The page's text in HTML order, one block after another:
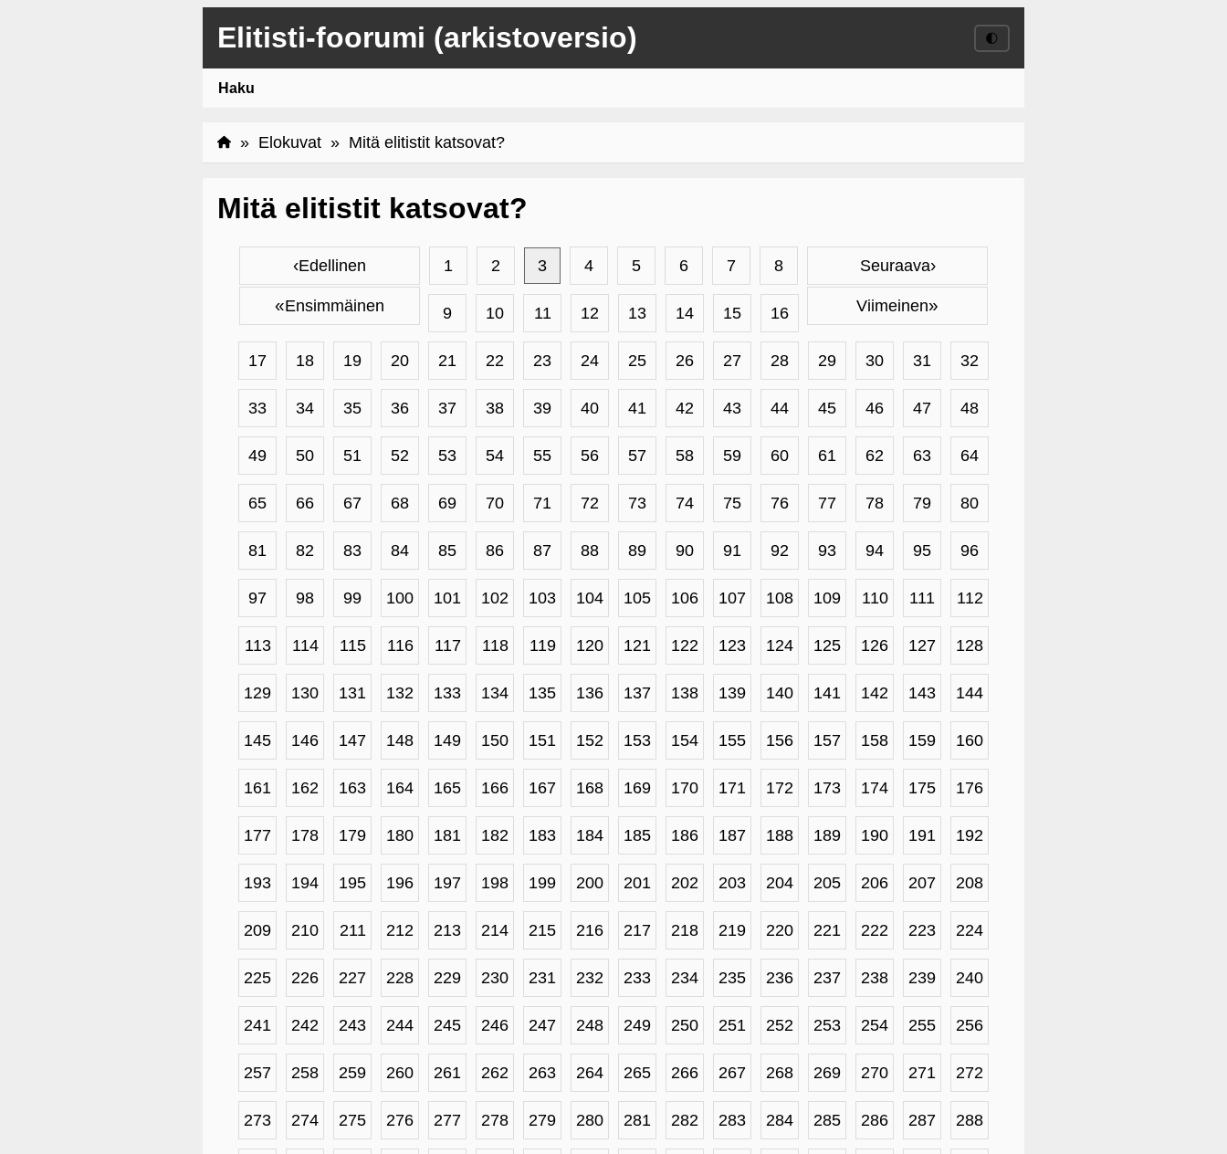
Elitisti-foorumi (arkistoversio) 🌓
Haku
» Elokuvat » Mitä elitistit katsovat?
Mitä elitistit katsovat?
‹Edellinen
«Ensimmäinen
Seuraava›
Viimeinen»
1 2 3 4 5 6 7 8
9 10 11 12 13 14 15 16
17 18 19 20 21 22 23 24 25 26 27 28 29 30 31 32
33 34 35 36 37 38 39 40 41 42 43 44 45 46 47 48
49 50 51 52 53 54 55 56 57 58 59 60 61 62 63 64
65 66 67 68 69 70 71 72 73 74 75 76 77 78 79 80
81 82 83 84 85 86 87 88 89 90 91 92 93 94 95 96
97 98 99 100 101 102 103 104 105 106 107 108 109 110 111 112
113 114 115 116 117 118 119 120 121 122 123 124 125 126 127 128
129 130 131 132 133 134 135 136 137 138 139 140 141 142 143 144
145 146 147 148 149 150 151 152 153 154 155 156 157 158 159 160
161 162 163 164 165 166 167 168 169 170 171 172 173 174 175 176
177 178 179 180 181 182 183 184 185 186 187 188 189 190 191 192
193 194 195 196 197 198 199 200 201 202 203 204 205 206 207 208
209 210 211 212 213 214 215 216 217 218 219 220 221 222 223 224
225 226 227 228 229 230 231 232 233 234 235 236 237 238 239 240
241 242 243 244 245 246 247 248 249 250 251 252 253 254 255 256
257 258 259 260 261 262 263 264 265 266 267 268 269 270 271 272
273 274 275 276 277 278 279 280 281 282 283 284 285 286 287 288